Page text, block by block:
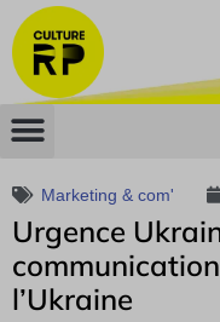
Marketing & com'
Urgence
l’Ukraine